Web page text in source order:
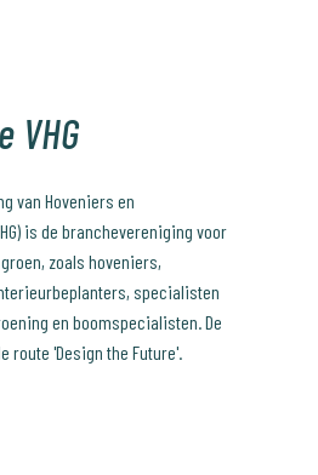
VHG
van Hoveniers en
is de branchevereniging voor
zoals hoveniers,
specialisten
en boomspecialisten. De
route 'Design the Future'.